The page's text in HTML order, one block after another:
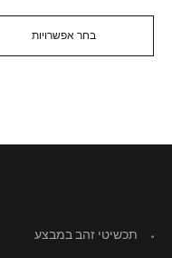
בחר אפשרויות
תכשיטי זהב במבצע